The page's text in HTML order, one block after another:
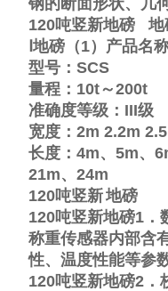
钢的断面形状、几
120吨竖新地磅
地
地磅（1）产品名
型号： SCS
量程： 10t～200t
准确度等级： III级
宽度： 2m 2.2m
长度： 4m、 5m、
21m、 24m
120吨竖新地磅
120吨竖新地磅1
称重传感器内部含
性、温度性能等参
120吨竖新地磅2